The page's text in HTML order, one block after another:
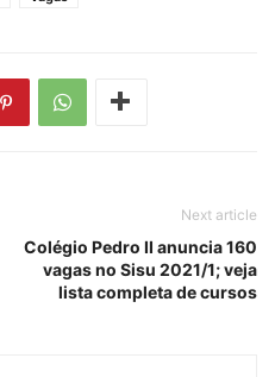
Next article
Colégio Pedro II anuncia 160
vagas no Sisu 2021/1; veja
lista completa de cursos